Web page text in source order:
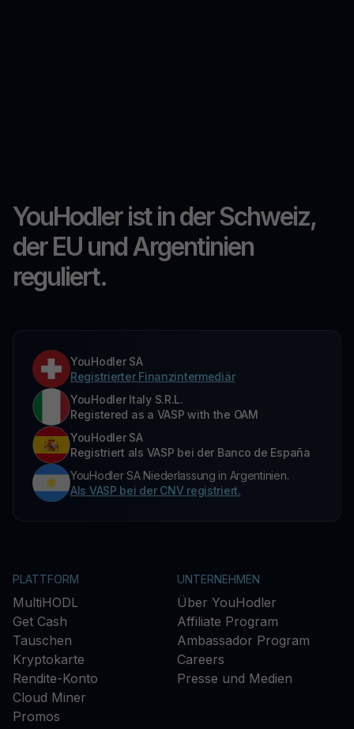
YouHodler ist in der Schweiz,
der EU und Argentinien
reguliert.
YouHodler SA
Registrierter Finanzintermediär
YouHodler Italy S.R.L.
Registered as a VASP with the OAM
YouHodler SA
Registriert als VASP bei der Banco de España
YouHodler SA Niederlassung in Argentinien.
Als VASP bei der CNV registriert.
PLATTFORM
MultiHODL
Get Cash
Tauschen
Kryptokarte
Rendite-Konto
Cloud Miner
Promos
UNTERNEHMEN
Über YouHodler
Affiliate Program
Ambassador Program
Careers
Presse und Medien